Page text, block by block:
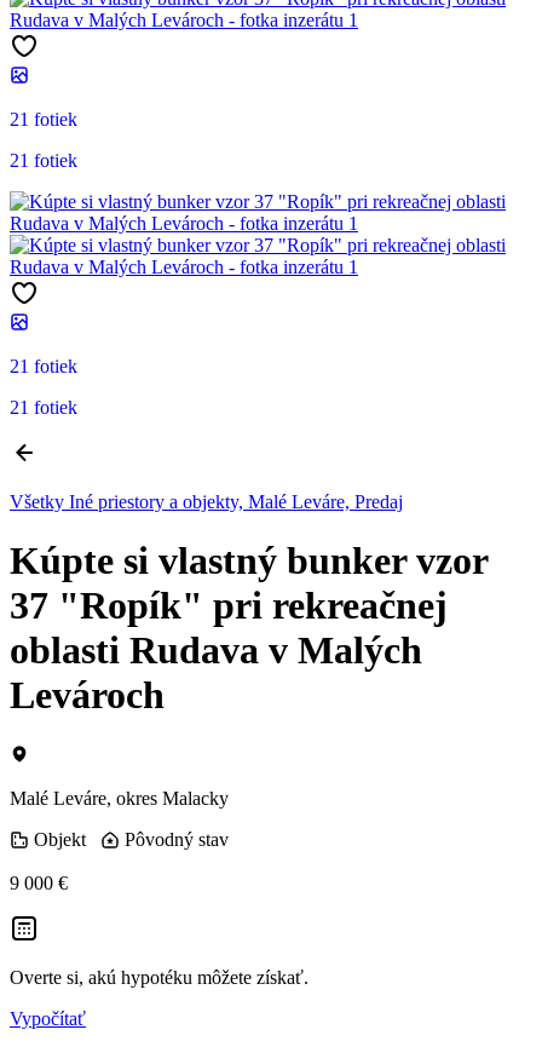
21 fotiek
21 fotiek
21 fotiek
21 fotiek
Všetky Iné priestory a objekty, Malé Leváre, Predaj
Kúpte si vlastný bunker vzor
37 "Ropík" pri rekreačnej
oblasti Rudava v Malých
Levároch
Malé Leváre, okres Malacky
Objekt
Pôvodný stav
9 000 €
Overte si, akú hypotéku môžete získať.
Vypočítať